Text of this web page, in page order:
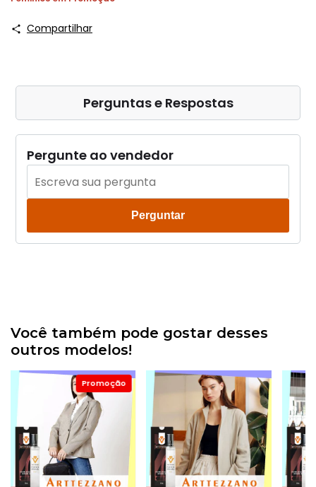
Compartilhar
Perguntas e Respostas
Pergunte ao vendedor
Perguntar
Você também pode gostar desses
outros modelos!